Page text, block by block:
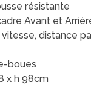
résistante
Avant et
distance
boues
x h 98cm